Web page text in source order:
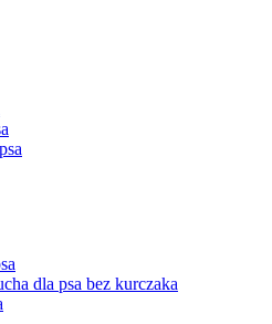
dla psa bez kurczaka